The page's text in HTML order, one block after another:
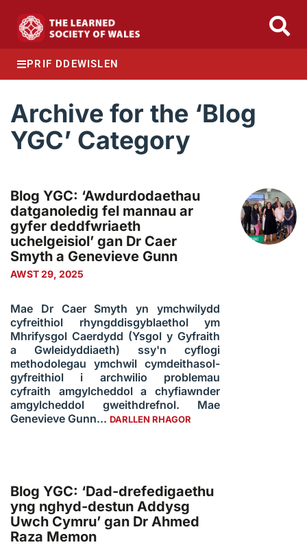
PRIF DDEWISLEN
Archive for the ‘Blog
YGC’ Category
Blog YGC: ‘Awdurdodaethau
datganoledig fel mannau ar
gyfer deddfwriaeth
uchelgeisiol’ gan Dr Caer
Smyth a Genevieve Gunn
AWST 29, 2025
Mae Dr Caer Smyth yn ymchwilydd
cyfreithiol rhyngddisgyblaethol ym
Mhrifysgol Caerdydd (Ysgol y Gyfraith
a Gwleidyddiaeth) ssy'n cyflogi
methodolegau ymchwil cymdeithasol-
gyfreithiol i archwilio problemau
cyfraith amgylcheddol a chyfiawnder
amgylcheddol gweithdrefnol. Mae
Genevieve Gunn... DARLLEN RHAGOR
Blog YGC: ‘Dad-drefedigaethu
yng nghyd-destun Addysg
Uwch Cymru’ gan Dr Ahmed
Raza Memon